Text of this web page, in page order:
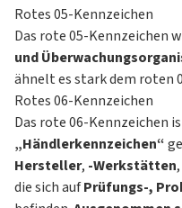
Rotes 05-Kennzeichen
Das rote 05-Kennzeichen
und
ähnelt es stark dem roten
Rotes 06-Kennzeichen
Das rote 06-Kennzeichen
„Händlerkennzeichen“
Hersteller, -Werkstätten,
die sich aufPrüfungs-,